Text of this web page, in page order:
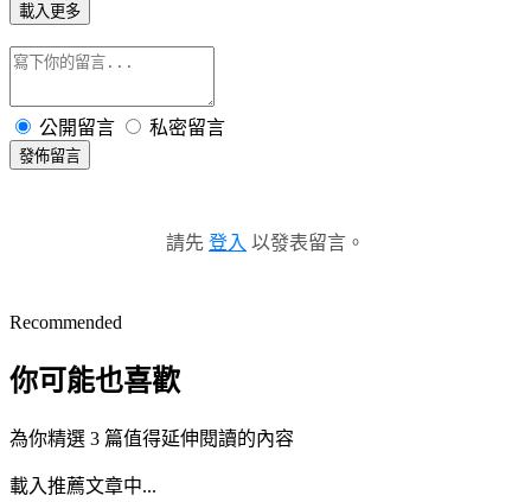
載入更多
公開留言 私密留言
發佈留言
請先 登入 以發表留言。
Recommended
你可能也喜歡
為你精選 3 篇值得延伸閱讀的內容
載入推薦文章中...